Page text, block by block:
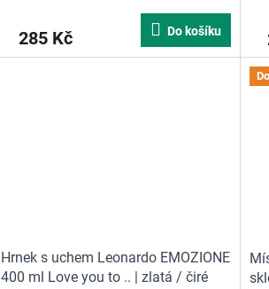
285 Kč Do košíku
Hrnek s uchem Leonardo EMOZIONE
400 ml Love you to .. | zlatá / čiré